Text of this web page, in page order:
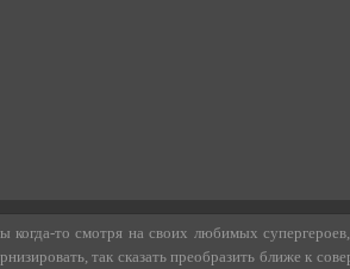
когда-то смотря на своих любимых
так сказать преобразить ближе к